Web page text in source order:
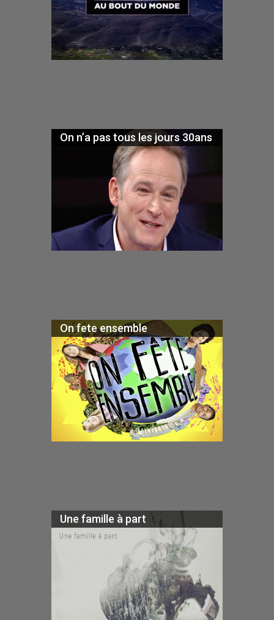
On n’a pas tous les jours 30ans
On fete ensemble
Une famille à part